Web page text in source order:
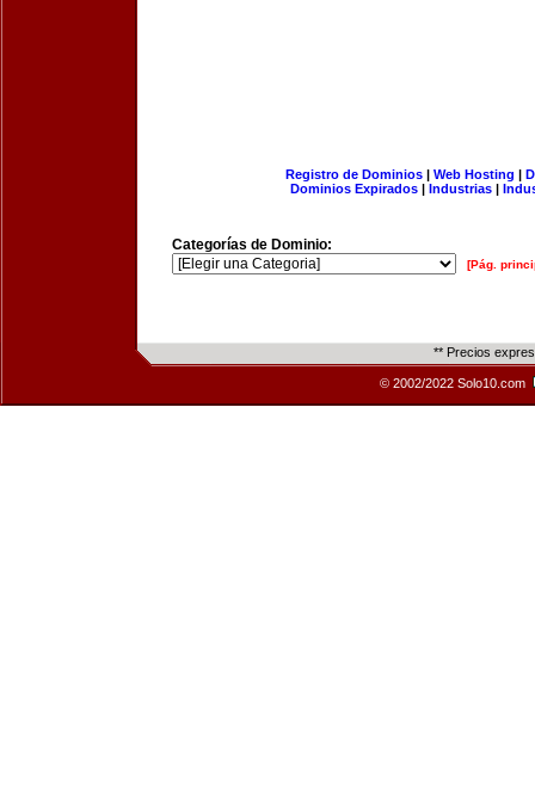
Registro de Dominios| Web Hosting |
Dominios Expirados | Industrias |
Categorías de Dominio:
[Pág.
** Precios
© 2002/2022 Solo10.com